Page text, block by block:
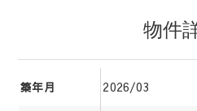
物件
築年月 2026/03